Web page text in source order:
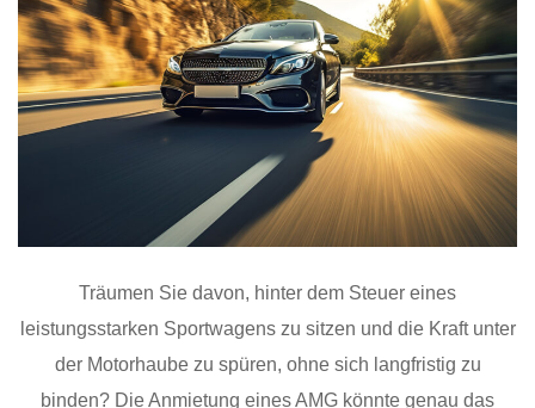
Träumen Sie davon, hinter dem Steuer eines
leistungsstarken Sportwagens zu sitzen und die Kraft unter
der Motorhaube zu spüren, ohne sich langfristig zu
binden? Die Anmietung eines AMG könnte genau das